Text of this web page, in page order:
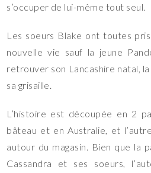
s’occuper de lui-même tout seul.
Les soeurs Blake ont toutes
nouvelle vie sauf la jeune
retrouver son Lancashire natal,
sa grisaille.
L’histoire est découpée en 2
bâteau et en Australie, et
autour du magasin. Bien que la
Cassandra et ses soeurs,